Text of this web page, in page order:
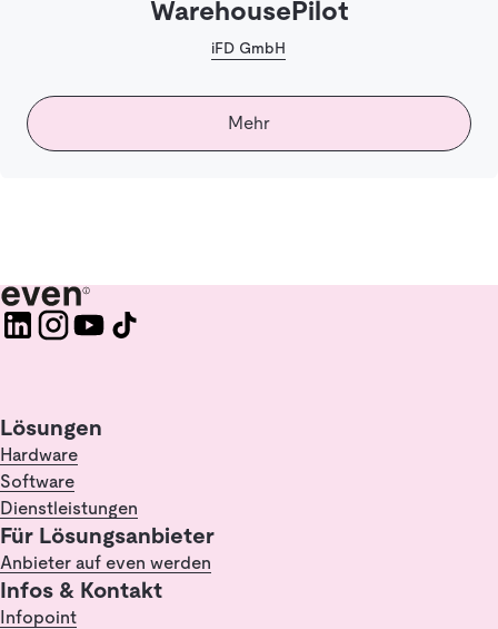
WarehousePilot
iFD GmbH
Mehr
Lösungen
Hardware
Software
Dienstleistungen
Für Lösungsanbieter
Anbieter auf even werden
Infos & Kontakt
Infopoint